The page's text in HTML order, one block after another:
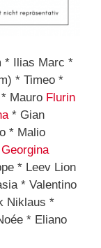
* Ilias Marc *
* Timeo *
Mauro Flurin
* Gian
* Malio
Georgina
* Leev Lion
* Valentino
Niklaus *
* Eliano